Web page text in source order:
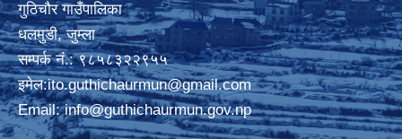
गुठिचौर गाउँपालिका
धलमुडी, जुम्ला
सम्पर्क नं.: ९८५८३२२९५५
इमेल:ito.guthichaurmun@gmail.com
Email:info@guthichaurmun.gov.np